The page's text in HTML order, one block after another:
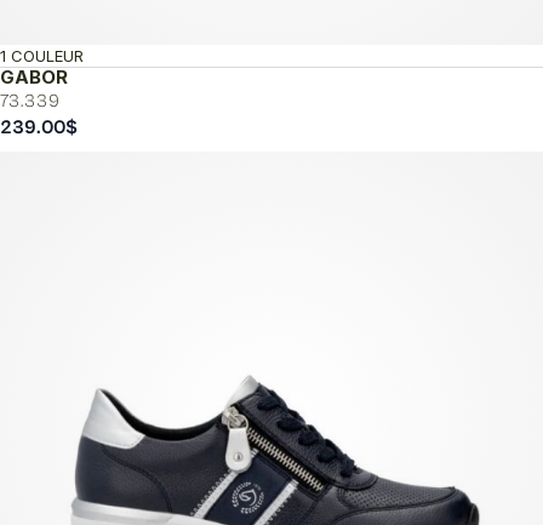
GABOR
73.339
1 COULEUR
239.00$